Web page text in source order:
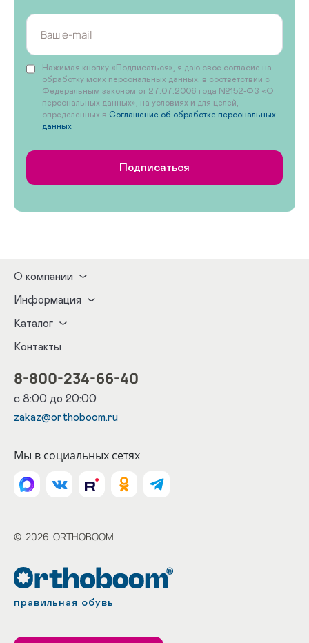
Нажимая кнопку «Подписаться», я даю свое согласие на
обработку моих персональных данных, в соответствии с
Федеральным законом от 27.07.2006 года №152-ФЗ «О
персональных данных», на условиях и для целей,
определенных в Соглашение об обработке персональных
данных
Подписаться
О компании
Информация
Каталог
Контакты
8-800-234-66-40
с 8:00 до 20:00
zakaz@orthoboom.ru
Мы в социальных сетях
© 2026 ORTHOBOOM
правильная обувь